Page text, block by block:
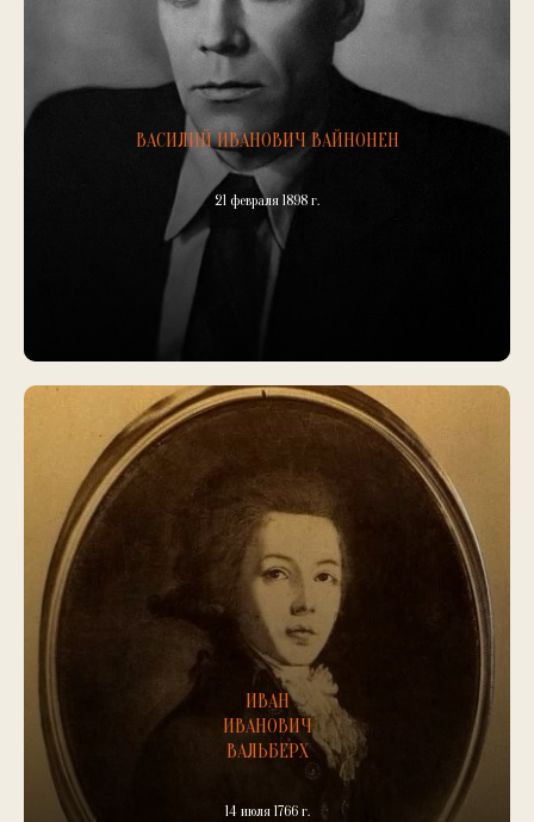
ВАСИЛИЙ ИВАНОВИЧ ВАЙНОНЕН
21 февраля 1898 г.
ИВАН
ИВАНОВИЧ
ВАЛЬБЕРХ
14 июля 1766 г.